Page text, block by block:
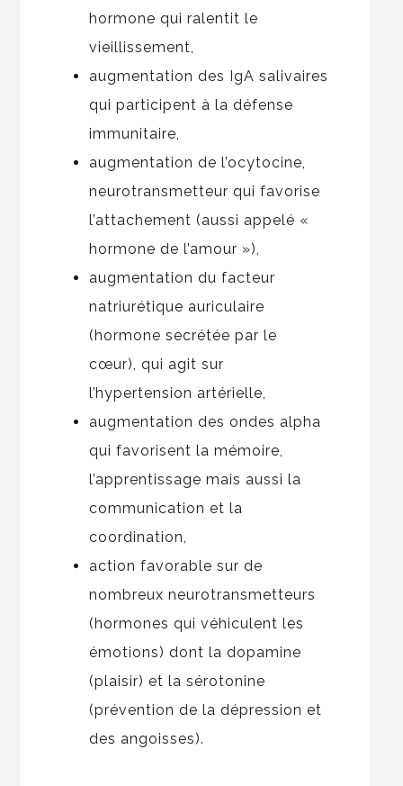
hormone qui ralentit le
vieillissement,
augmentation des IgA salivaires
qui participent à la défense
immunitaire,
augmentation de l’ocytocine,
neurotransmetteur qui favorise
l’attachement (aussi appelé «
hormone de l’amour »),
augmentation du facteur
natriurétique auriculaire
(hormone secrétée par le
cœur), qui agit sur
l’hypertension artérielle,
augmentation des ondes alpha
qui favorisent la mémoire,
l’apprentissage mais aussi la
communication et la
coordination,
action favorable sur de
nombreux neurotransmetteurs
(hormones qui véhiculent les
émotions) dont la dopamine
(plaisir) et la sérotonine
(prévention de la dépression et
des angoisses).